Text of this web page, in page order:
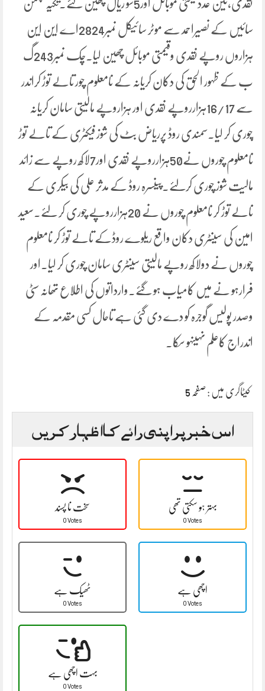
نقدی،تین عددقیمتی موبائل اور5سو ریال چھین لئے۔تکیہ پھمن
سائیں کے نصیراحمد سے موٹر سائیکل نمبر2824اے این این
ہزاروں روپے نقدی وقیمتی موبائل چھین لیا۔چک نمبر243گ
ب کے ظہور الحق کی دکان کریانہ کے نامعلوم چور تالے توڑ کراندر
سے 16/17ہزارروپے نقدی اور ہزاروپے مالیتی سامان کریانہ
چوری کر لیا۔سمندی روڈ پرریاض بٹ کی شوز فیکٹری کے تالے توڑ
نامعلوم چوروں نے50ہزارروپے نقدی اور7لاکھ روپے سے زائد
مالیت شوز چوری کرلئے۔پینسرہ روڈ کے مدثر علی کی بیکری کے
تالے توڑ کر نامعلوم چوروں نے 20ہزارروپے چوری کر لئے۔سعید
امین کی سینٹری دکان واقع ریلوے روڈکے تالے توڑ کر نامعلوم
چوروں نے دولاکھ روپے مالیتی سینٹری سامان چوری کر لیا۔اور
فرارہو نے میں کامیاب ہو گئے۔وارداتوں کی اطلاع تھانہ سٹی
وصدر پولیس گوجرہ کو دے دی گئی ہے تاحال کسی مقدمہ کے
اندراج کاعلم نہیںہو سکا۔
کیٹاگری میں : صفحہ 5
اس خبر پر اپنی رائے کا اظہار کریں
سخت نا پسند
0 Votes
بہتر ہو سکتی تھی
0 Votes
ٹھیک ہے
0 Votes
اچھی ہے
0 Votes
بہت اچھی ہے
0 Votes